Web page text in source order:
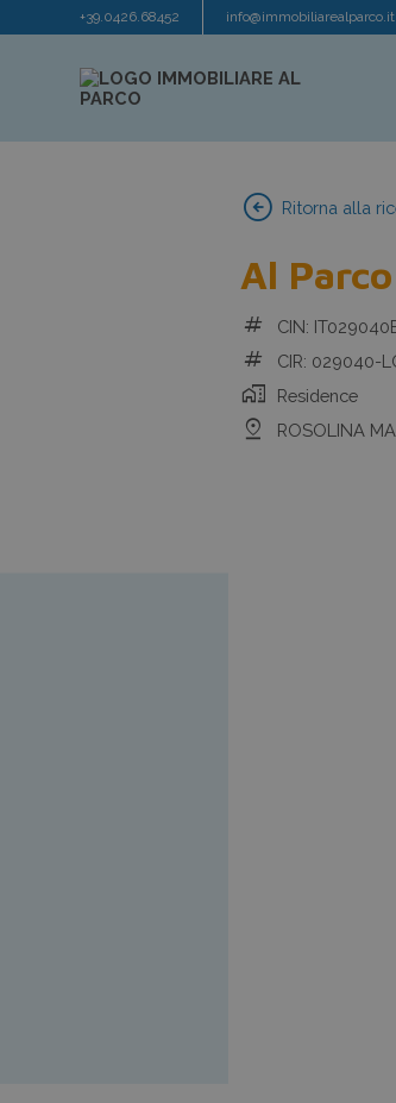
+39.0426.68452 info@immobiliarealparco.it
arrow_circle_left Ritorna alla
Al
tag CIN:
tag CIR: 029040-
home_work Residence
pin_drop ROSOLINA